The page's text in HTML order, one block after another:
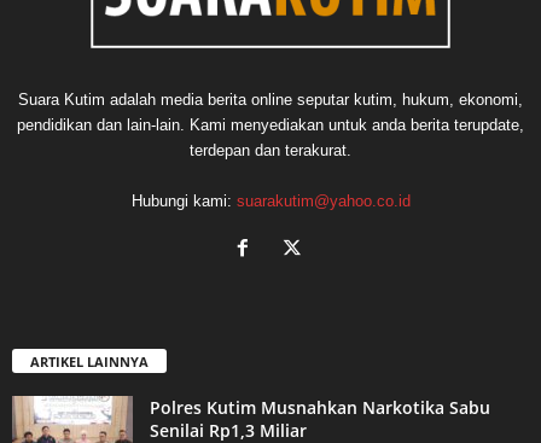
Suara Kutim adalah media berita online seputar kutim, hukum, ekonomi,
pendidikan dan lain-lain. Kami menyediakan untuk anda berita terupdate,
terdepan dan terakurat.
Hubungi kami: suarakutim@yahoo.co.id
ARTIKEL LAINNYA
Polres Kutim Musnahkan Narkotika Sabu
Senilai Rp1,3 Miliar